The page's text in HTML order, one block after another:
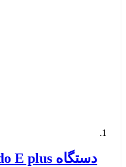
دستگاه Endo E plus اپکس لوکیتور